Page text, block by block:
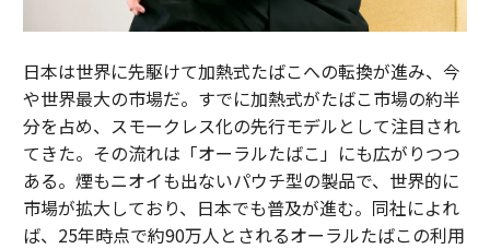
日本は世界に先駆けて加熱式たばこへの転換が進み、今
や世界最大の市場だ。すでに加熱式がたばこ市場の約半
分を占め、スモークレス化の先行モデルとして注目され
てきた。その流れは「オーラルたばこ」にも広がりつつ
ある。煙もニオイも出ないパウチ型の製品で、世界的に
市場が拡大しており、日本でも普及が進む。同社によれ
ば、25年時点で約90万人とされるオーラルたばこの利用